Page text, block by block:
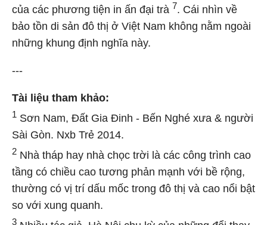
của các phương tiện in ấn đại trà 7. Cái nhìn về
bảo tồn di sản đô thị ở Việt Nam không nằm ngoài
những khung định nghĩa này.
---
Tài liệu tham khảo:
1 Sơn Nam, Đất Gia Đinh - Bến Nghé xưa & người
Sài Gòn. Nxb Trẻ 2014.
2 Nhà tháp hay nhà chọc trời là các công trình cao
tầng có chiều cao tương phản mạnh với bề rộng,
thường có vị trí dấu mốc trong đô thị và cao nổi bật
so với xung quanh.
3